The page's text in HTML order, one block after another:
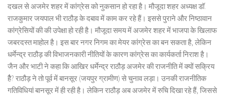
दखल से अजमेर शहर में कांग्रेस को नुकसान हो रहा है। मौजूदा शहर अध्यक्ष डॉ.
राजकुमार जयपाल भी राठौड़ के दबाव में काम कर रहे हैं। इससे पुराने और निष्ठावान
कांग्रेसियों की की उपेक्षा हो रही है। मौजूदा समय में अजमेर शहर में भाजपा के खिलाफ
जबरदस्त माहोल है। इस बार नगर निगम का मेयर कांग्रेस का बन सकता है, लेकिन
धर्मेन्द्र राठौड़ की विभाजनकारी नीतियों के कारण कांग्रेस का कार्यकर्ता निराश है।
जैन और भाटी ने कहा कि आखिर धर्मेन्द्र राठौड़ अजमेर की राजनीति में क्यों सक्रिय
हैै? राठौड़ ने तो पूर्व में बानसूर (जयपुर ग्रामीण) से चुनाव लड़ा। उनकी राजनीतिक
गतिविधियां बानसूर में ही रही है। लेकिन राठौड़ अब अजमेर में रुचि दिखा रहे हैं, जिससे